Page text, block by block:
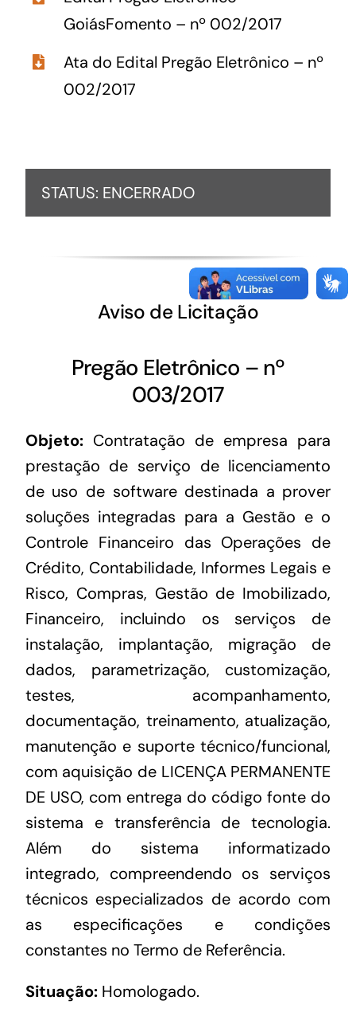
GoiásFomento – nº 002/2017
Ata do Edital Pregão Eletrônico – nº
002/2017
STATUS: ENCERRADO
Aviso de Licitação
Pregão Eletrônico – nº
003/2017
Objeto:Contratação de empresa para
prestação de serviço de licenciamento
de uso de software destinada a prover
soluções integradas para a Gestão e o
Controle Financeiro das Operações de
Crédito, Contabilidade, Informes Legais e
Risco, Compras, Gestão de Imobilizado,
Financeiro, incluindo os serviços de
instalação, implantação, migração de
dados, parametrização, customização,
testes, acompanhamento,
documentação, treinamento, atualização,
manutenção e suporte técnico/funcional,
com aquisição de LICENÇA PERMANENTE
DE USO, com entrega do código fonte do
sistema e transferência de tecnologia.
Além do sistema informatizado
integrado, compreendendo os serviços
técnicos especializados de acordo com
as especificações e condições
constantes no Termo de Referência.
Situação:Homologado.